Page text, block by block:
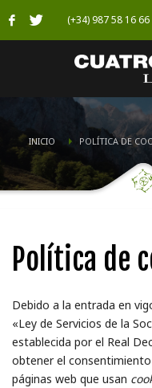
(+34) 987 58 16
INICIO POLÍTICA DE
Política de
Debido a la entrada en
«Ley de Servicios de la
establecida por el Real
obtener el
páginas web que usan